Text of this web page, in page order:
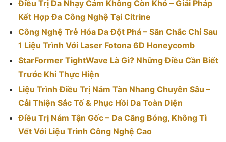
Điều Trị Da Nhạy Cảm Không Còn Khó – Giải Pháp
Kết Hợp Đa Công Nghệ Tại Citrine
Công Nghệ Trẻ Hóa Da Đột Phá – Săn Chắc Chỉ Sau
1 Liệu Trình Với Laser Fotona 6D Honeycomb
StarFormer TightWave Là Gì? Những Điều Cần Biết
Trước Khi Thực Hiện
Liệu Trình Điều Trị Nám Tàn Nhang Chuyên Sâu –
Cải Thiện Sắc Tố & Phục Hồi Da Toàn Diện
Điều Trị Nám Tận Gốc – Da Căng Bóng, Không Tì
Vết Với Liệu Trình Công Nghệ Cao